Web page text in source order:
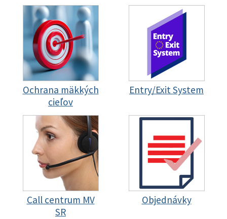
Ochrana mäkkých
cieľov
Entry/Exit System
Call centrum MV
SR
Objednávky